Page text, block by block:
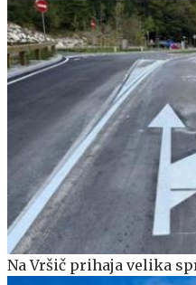
Na Vršič prihaja velika